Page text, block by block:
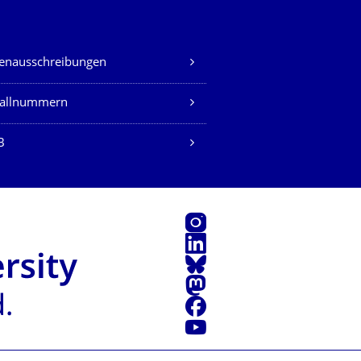
Instagram
LinkedIn
Bluesky
Mastodon
Facebook
Youtube